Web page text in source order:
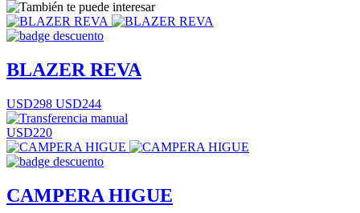
BLAZER REVA
USD298 USD244
USD220
CAMPERA HIGUE